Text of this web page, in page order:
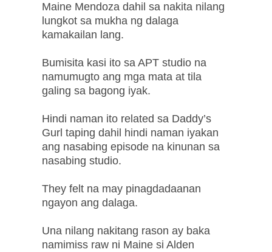
Maine Mendoza dahil sa nakita nilang
lungkot sa mukha ng dalaga
kamakailan lang.
Bumisita kasi ito sa APT studio na
namumugto ang mga mata at tila
galing sa bagong iyak.
Hindi naman ito related sa Daddy’s
Gurl taping dahil hindi naman iyakan
ang nasabing episode na kinunan sa
nasabing studio.
They felt na may pinagdadaanan
ngayon ang dalaga.
Una nilang nakitang rason ay baka
namimiss raw ni Maine si Alden